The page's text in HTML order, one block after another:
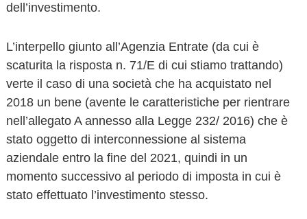
dell’investimento.
L’interpello giunto all’Agenzia Entrate (da cui è
scaturita la risposta n. 71/E di cui stiamo trattando)
verte il caso di una società che ha acquistato nel
2018 un bene (avente le caratteristiche per rientrare
nell’allegato A annesso alla Legge 232/ 2016) che è
stato oggetto di interconnessione al sistema
aziendale entro la fine del 2021, quindi in un
momento successivo al periodo di imposta in cui è
stato effettuato l’investimento stesso.